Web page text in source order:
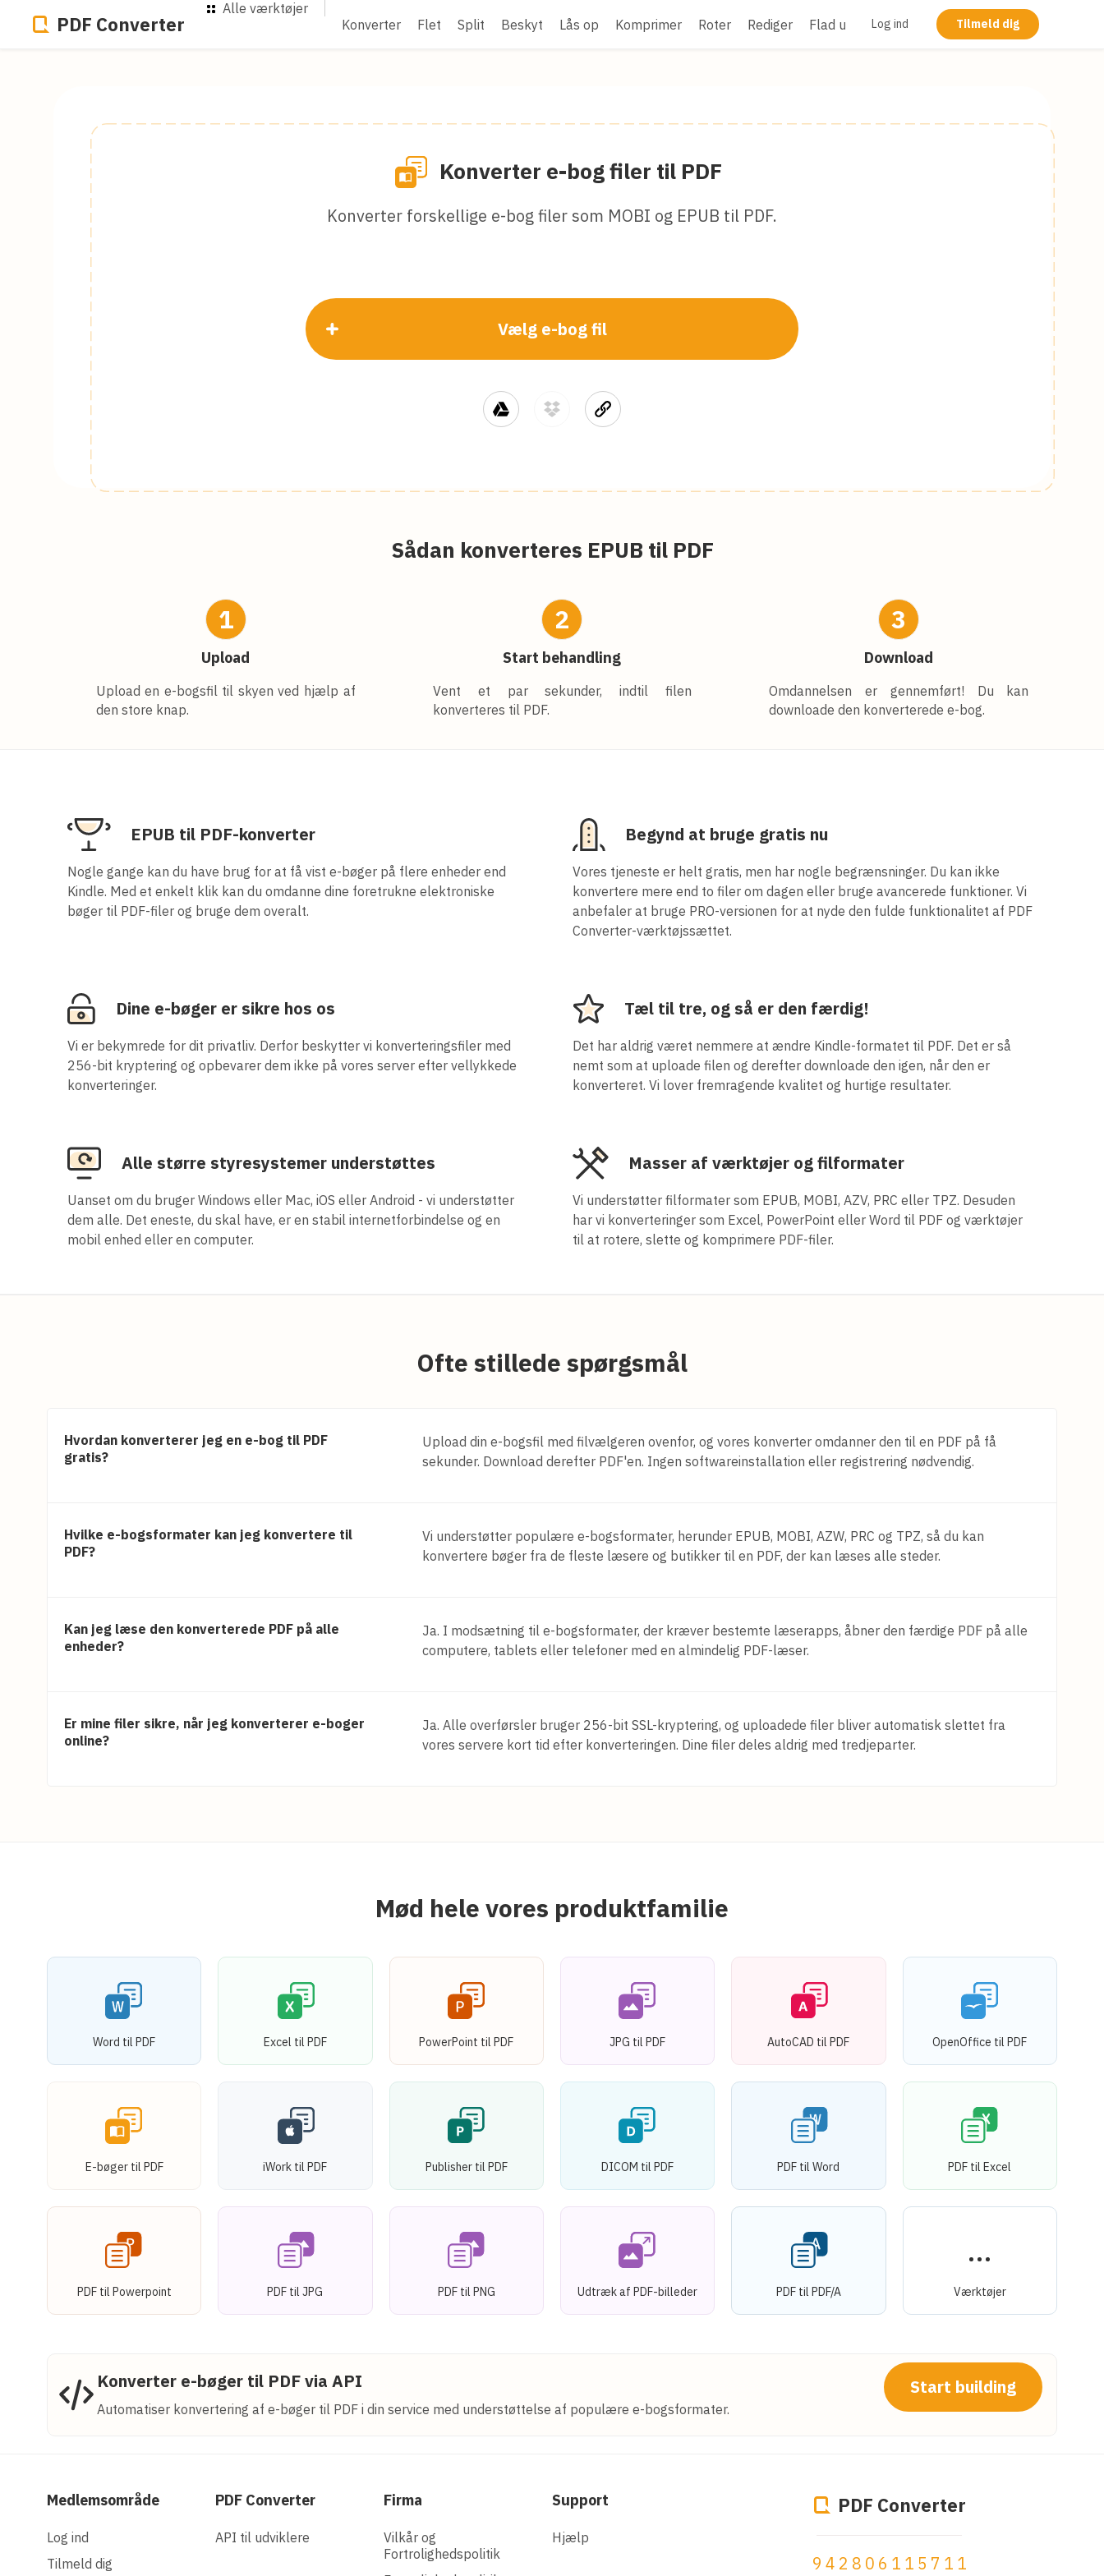
PDF Converter
Alle værktøjer
Konverter
Flet Split Beskyt Lås op Komprimer Roter Rediger Flad ud Log ind Tilmeld dig
Konverter e-bog filer til PDF
Konverter forskellige e-bog filer som MOBI og EPUB til PDF.
Vælg e-bog fil
Sådan konverteres EPUB til PDF
1
Upload
Upload en e-bogsfil til skyen ved hjælp af
den store knap.
2
Start behandling
Vent et par sekunder, indtil filen
konverteres til PDF.
3
Download
Omdannelsen er gennemført! Du kan
downloade den konverterede e-bog.
EPUB til PDF-konverter
Nogle gange kan du have brug for at få vist e-bøger på flere enheder end
Kindle. Med et enkelt klik kan du omdanne dine foretrukne elektroniske
bøger til PDF-filer og bruge dem overalt.
Begynd at bruge gratis nu
Vores tjeneste er helt gratis, men har nogle begrænsninger. Du kan ikke
konvertere mere end to filer om dagen eller bruge avancerede funktioner. Vi
anbefaler at bruge PRO-versionen for at nyde den fulde funktionalitet af PDF
Converter-værktøjssættet.
Dine e-bøger er sikre hos os
Vi er bekymrede for dit privatliv. Derfor beskytter vi konverteringsfiler med
256-bit kryptering og opbevarer dem ikke på vores server efter vellykkede
konverteringer.
Tæl til tre, og så er den færdig!
Det har aldrig været nemmere at ændre Kindle-formatet til PDF. Det er så
nemt som at uploade filen og derefter downloade den igen, når den er
konverteret. Vi lover fremragende kvalitet og hurtige resultater.
Alle større styresystemer understøttes
Uanset om du bruger Windows eller Mac, iOS eller Android - vi understøtter
dem alle. Det eneste, du skal have, er en stabil internetforbindelse og en
mobil enhed eller en computer.
Masser af værktøjer og filformater
Vi understøtter filformater som EPUB, MOBI, AZV, PRC eller TPZ. Desuden
har vi konverteringer som Excel, PowerPoint eller Word til PDF og værktøjer
til at rotere, slette og komprimere PDF-filer.
Ofte stillede spørgsmål
Hvordan konverterer jeg en e-bog til PDF
gratis?
Upload din e-bogsfil med filvælgeren ovenfor, og vores konverter omdanner den til en PDF på få
sekunder. Download derefter PDF'en. Ingen softwareinstallation eller registrering nødvendig.
Hvilke e-bogsformater kan jeg konvertere til
PDF?
Vi understøtter populære e-bogsformater, herunder EPUB, MOBI, AZW, PRC og TPZ, så du kan
konvertere bøger fra de fleste læsere og butikker til en PDF, der kan læses alle steder.
Kan jeg læse den konverterede PDF på alle
enheder?
Ja. I modsætning til e-bogsformater, der kræver bestemte læserapps, åbner den færdige PDF på alle
computere, tablets eller telefoner med en almindelig PDF-læser.
Er mine filer sikre, når jeg konverterer e-boger
online?
Ja. Alle overførsler bruger 256-bit SSL-kryptering, og uploadede filer bliver automatisk slettet fra
vores servere kort tid efter konverteringen. Dine filer deles aldrig med tredjeparter.
Mød hele vores produktfamilie
Word til PDF Excel til PDF PowerPoint til PDF JPG til PDF AutoCAD til PDF OpenOffice til PDF
E-bøger til PDF iWork til PDF Publisher til PDF DICOM til PDF PDF til Word PDF til Excel
PDF til Powerpoint PDF til JPG PDF til PNG Udtræk af PDF-billeder PDF til PDF/A Værktøjer
Konverter e-bøger til PDF via API
Automatiser konvertering af e-bøger til PDF i din service med understøttelse af populære e-bogsformater.
Start building
Medlemsområde
Log ind
Tilmeld dig
PDF Converter
API til udviklere
Firma
Vilkår og
Fortrolighedspolitik
Support
Hjælp
PDF Converter
942806115711